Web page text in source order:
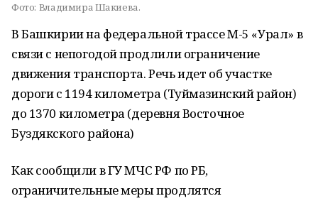
Фото: Владимира Шакиева.
В Башкирии на федеральной трассе М-5 «Урал» в
связи с непогодой продлили ограничение
движения транспорта. Речь идет об участке
дороги с 1194 километра (Туймазинский район)
до 1370 километра (деревня Восточное
Буздякского района)
Как сообщили в ГУ МЧС РФ по РБ,
ограничительные меры продлятся